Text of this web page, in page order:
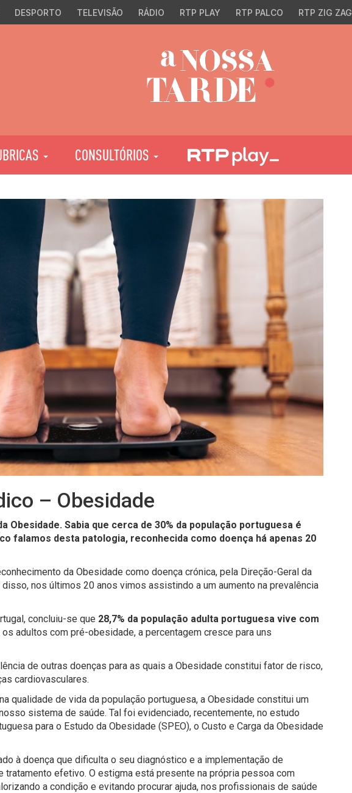
DESPORTO TELEVISÃO RÁDIO RTP PLAY RTP PALCO RTP ZIG ZAG
CONSULTÓRIOS
– Obesidade
Obesidade. Sabia que cerca de 30% da população portuguesa é
falamos desta patologia, reconhecida como doença há apenas 20
da Obesidade como doença crónica, pela Direção-Geral da
nos últimos 20 anos vimos assistindo a um aumento na prevalência
concluiu-se que 28,7% da população adulta portuguesa vive com
adultos com pré-obesidade, a percentagem cresce para uns
de outras doenças para as quais a Obesidade constitui fator de risco,
cardiovasculares.
qualidade de vida da população portuguesa, a Obesidade constitui um
sistema de saúde. Tal foi evidenciado, recentemente, no estudo
para o Estudo da Obesidade (SPEO), o Custo e Carga da Obesidade
à doença que dificulta o seu diagnóstico e a implementação de
tratamento efetivo. O estigma está presente na própria pessoa com
a condição e evitando procurar ajuda, nos profissionais de saúde